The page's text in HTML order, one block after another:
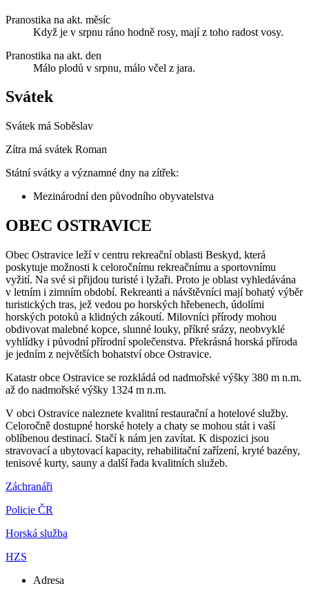
Pranostika na akt. měsíc
Když je v srpnu ráno hodně rosy, mají z toho radost vosy.
Pranostika na akt. den
Málo plodů v srpnu, málo včel z jara.
Svátek
Svátek má Soběslav
Zítra má svátek Roman
Státní svátky a významné dny na zítřek:
Mezinárodní den původního obyvatelstva
OBEC OSTRAVICE
Obec Ostravice leží v centru rekreační oblasti Beskyd, která
poskytuje možnosti k celoročnímu rekreačnímu a sportovnímu
vyžití. Na své si přijdou turisté i lyžaři. Proto je oblast vyhledávána
v letním i zimním období. Rekreanti a návštěvníci mají bohatý výběr
turistických tras, jež vedou po horských hřebenech, údolími
horských potoků a klidných zákoutí. Milovníci přírody mohou
obdivovat malebné kopce, slunné louky, příkré srázy, neobvyklé
vyhlídky i původní přírodní společenstva. Překrásná horská příroda
je jedním z největších bohatství obce Ostravice.
Katastr obce Ostravice se rozkládá od nadmořské výšky 380 m n.m.
až do nadmořské výšky 1324 m n.m.
V obci Ostravice naleznete kvalitní restaurační a hotelové služby.
Celoročně dostupné horské hotely a chaty se mohou stát i vaší
oblíbenou destinací. Stačí k nám jen zavítat. K dispozici jsou
stravovací a ubytovací kapacity, rehabilitační zařízení, kryté bazény,
tenisové kurty, sauny a další řada kvalitních služeb.
Záchranáři
Policie ČR
Horská služba
HZS
Adresa